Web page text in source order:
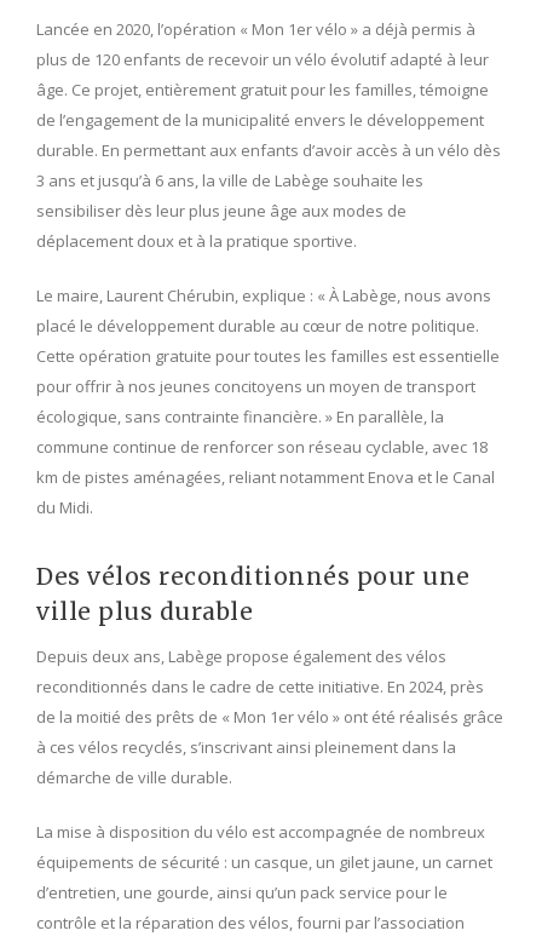
Lancée en 2020, l’opération « Mon 1er vélo » a déjà permis à
plus de 120 enfants de recevoir un vélo évolutif adapté à leur
âge. Ce projet, entièrement gratuit pour les familles, témoigne
de l’engagement de la municipalité envers le développement
durable. En permettant aux enfants d’avoir accès à un vélo dès
3 ans et jusqu’à 6 ans, la ville de Labège souhaite les
sensibiliser dès leur plus jeune âge aux modes de
déplacement doux et à la pratique sportive.
Le maire, Laurent Chérubin, explique : « À Labège, nous avons
placé le développement durable au cœur de notre politique.
Cette opération gratuite pour toutes les familles est essentielle
pour offrir à nos jeunes concitoyens un moyen de transport
écologique, sans contrainte financière. » En parallèle, la
commune continue de renforcer son réseau cyclable, avec 18
km de pistes aménagées, reliant notamment Enova et le Canal
du Midi.
Des vélos reconditionnés pour une
ville plus durable
Depuis deux ans, Labège propose également des vélos
reconditionnés dans le cadre de cette initiative. En 2024, près
de la moitié des prêts de « Mon 1er vélo » ont été réalisés grâce
à ces vélos recyclés, s’inscrivant ainsi pleinement dans la
démarche de ville durable.
La mise à disposition du vélo est accompagnée de nombreux
équipements de sécurité : un casque, un gilet jaune, un carnet
d’entretien, une gourde, ainsi qu’un pack service pour le
contrôle et la réparation des vélos, fourni par l’association